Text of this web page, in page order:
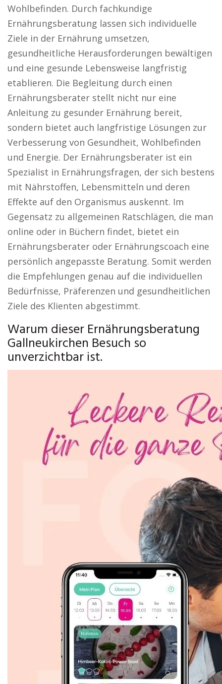
Wohlbefinden. Durch fachkundige
Ernährungsberatung lassen sich individuelle
Ziele in der Ernährung umsetzen,
gesundheitliche Herausforderungen bewältigen
und eine gesunde Lebensweise langfristig
etablieren. Die Begleitung durch einen
Ernährungsberater stellt nicht nur eine
Anleitung zu gesunder Ernährung bereit,
sondern bietet auch langfristige Lösungen zur
Verbesserung von Gesundheit, Wohlbefinden
und Energie. Der Ernährungsberater ist ein
Spezialist in Ernährungsfragen, der sich bestens
mit Nährstoffen, Lebensmitteln und deren
Effekte auf den Organismus auskennt. Im
Gegensatz zu allgemeinen Ratschlägen, die man
online oder in Büchern findet, bietet ein
Ernährungsberater oder Ernährungscoach eine
persönlich angepasste Beratung. Somit werden
die Empfehlungen genau auf die individuellen
Bedürfnisse, Präferenzen und gesundheitlichen
Ziele des Klienten abgestimmt.
Warum dieser Ernährungsberatung
Gallneukirchen Besuch so
unverzichtbar ist.